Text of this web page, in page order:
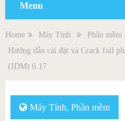
Menu
Home Máy Tính
Phần mềm
Hướng dẫn cài đặt và Crack full
(IDM) 6.17
Máy Tính, Phần mềm